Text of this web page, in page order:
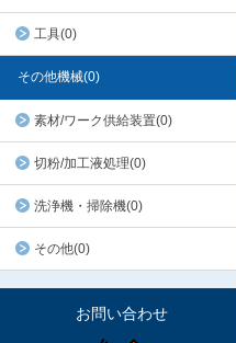
工具(0)
その他機械(0)
素材/ワーク供給装置(0)
切粉/加工液処理(0)
洗浄機・掃除機(0)
その他(0)
お問い合わせ